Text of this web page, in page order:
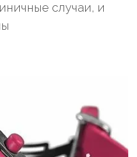
случаи, и